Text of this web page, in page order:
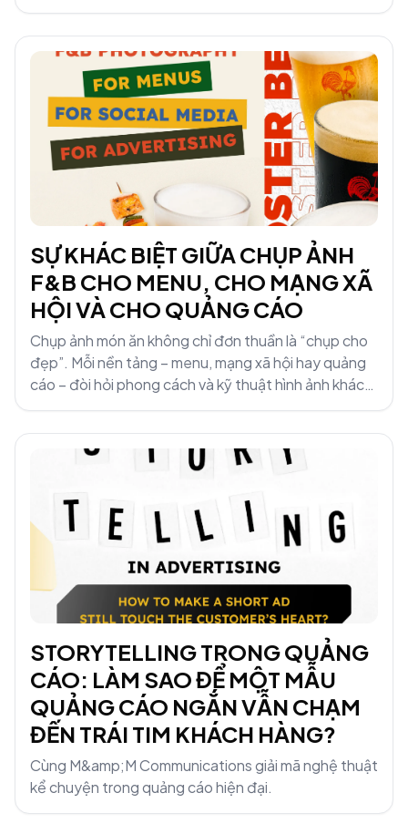
cáo.
SỰ KHÁC BIỆT GIỮA CHỤP ẢNH
F&B CHO MENU, CHO MẠNG XÃ
HỘI VÀ CHO QUẢNG CÁO
Chụp ảnh món ăn không chỉ đơn thuần là “chụp cho
đẹp”. Mỗi nền tảng – menu, mạng xã hội hay quảng
cáo – đòi hỏi phong cách và kỹ thuật hình ảnh khác
nhau. Cùng M&amp;M Communications khám phá sự
STORYTELLING TRONG QUẢNG
CÁO: LÀM SAO ĐỂ MỘT MẪU
QUẢNG CÁO NGẮN VẪN CHẠM
ĐẾN TRÁI TIM KHÁCH HÀNG?
Cùng M&amp;M Communications giải mã nghệ thuật
kể chuyện trong quảng cáo hiện đại.